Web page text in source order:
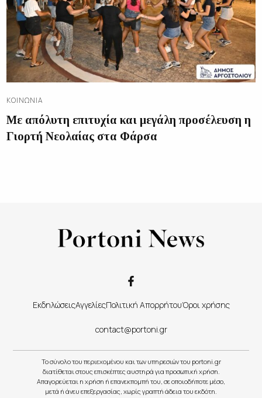
ΚΟΙΝΩΝΊΑ
Με απόλυτη επιτυχία και μεγάλη προσέλευση η
Γιορτή Νεολαίας στα Φάρσα
ΕκδηλώσειςΑγγελίεςΠολιτική ΑπορρήτουΌροι χρήσης
contact@portoni.gr
Το σύνολο του περιεχομένου και των υπηρεσιών του portoni.gr
διατίθεται στους επισκέπτες αυστηρά για προσωπική χρήση.
Απαγορεύεται η χρήση ή επανεκπομπή του, σε οποιοδήποτε μέσο,
μετά ή άνευ επεξεργασίας, χωρίς γραπτή άδεια του εκδότη.